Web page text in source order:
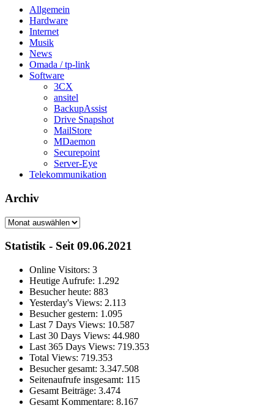
Allgemein
Hardware
Internet
Musik
News
Omada / tp-link
Software
3CX
ansitel
BackupAssist
Drive Snapshot
MailStore
MDaemon
Securepoint
Server-Eye
Telekommunikation
Archiv
Archiv
Statistik - Seit 09.06.2021
Online Visitors: 3
Heutige Aufrufe: 1.292
Besucher heute: 883
Yesterday's Views: 2.113
Besucher gestern: 1.095
Last 7 Days Views: 10.587
Last 30 Days Views: 44.980
Last 365 Days Views: 719.353
Total Views: 719.353
Besucher gesamt: 3.347.508
Seitenaufrufe insgesamt: 115
Gesamt Beiträge: 3.474
Gesamt Kommentare: 8.167